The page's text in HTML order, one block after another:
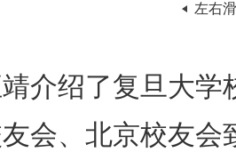
左右
介绍了复旦大
会、北京校友会